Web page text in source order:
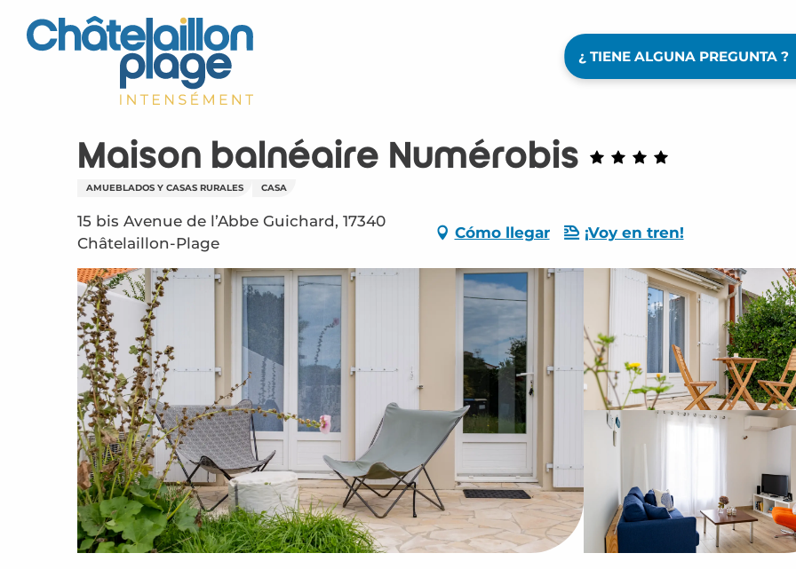
contenu
¿ TIENE ALGUNA PREGUNTA ?
Maison balnéaire Numérobis
AMUEBLADOS Y CASAS RURALES CASA
15 bis Avenue de l’Abbe Guichard, 17340
Châtelaillon-Plage
Cómo llegar ¡Voy en tren!